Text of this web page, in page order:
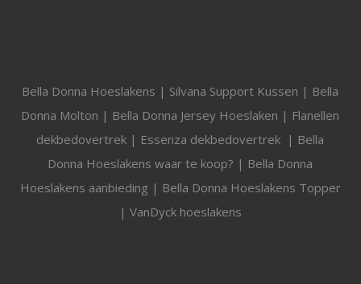
Bella Donna Hoeslakens | Silvana Support Kussen | Bella
Donna Molton | Bella Donna Jersey Hoeslaken | Flanellen
dekbedovertrek | Essenza dekbedovertrek | Bella
Donna Hoeslakens waar te koop? | Bella Donna
Hoeslakens aanbieding | Bella Donna Hoeslakens Topper
| VanDyck hoeslakens